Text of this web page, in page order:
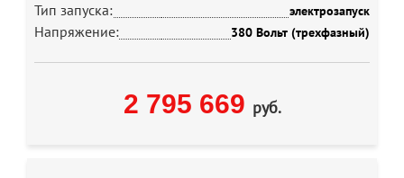
Тип запуска: электрозапуск
Напряжение: 380 Вольт (трехфазный)
2 795 669 руб.